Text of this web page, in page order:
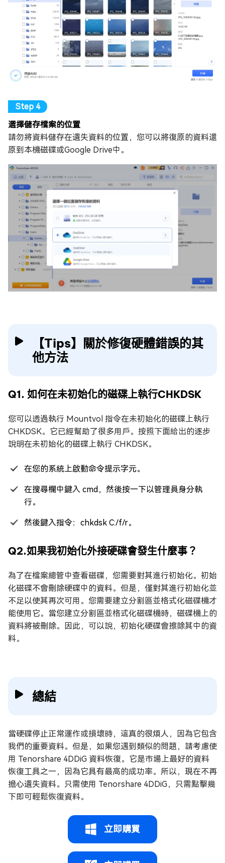
選擇儲存檔案的位置
請勿將資料儲存在遺失資料的位置，您可以將復原的資料還
原到本機磁碟或Google Drive中。
【Tips】關於修復硬體錯誤的其
他方法
Q1. 如何在未初始化的磁碟上執行CHKDSK
您可以透過執行 Mountvol 指令在未初始化的磁碟上執行
CHKDSK。它已經幫助了很多用戶。按照下面給出的逐步
說明在未初始化的磁碟上執行 CHKDSK。
在您的系統上啟動命令提示字元。
在搜尋欄中鍵入 cmd，然後按一下以管理員身分執
行。
然後鍵入指令：chkdsk C:/f/r。
Q2.如果我初始化外接硬碟會發生什麼事？
為了在檔案總管中查看磁碟，您需要對其進行初始化。初始
化磁碟不會刪除硬碟中的資料。但是，僅對其進行初始化並
不足以使其再次可用。您需要建立分割區並格式化磁碟機才
能使用它。當您建立分割區並格式化磁碟機時，磁碟機上的
資料將被刪除。因此，可以說，初始化硬碟會擦除其中的資
料。
總結
當硬碟停止正常運作或損壞時，這真的很煩人，因為它包含
我們的重要資料。但是，如果您遇到類似的問題，請考慮使
用 Tenorshare 4DDiG 資料恢復。它是市場上最好的資料
恢復工具之一，因為它具有最高的成功率。所以，現在不再
擔心遺失資料。只需使用 Tenorshare 4DDiG，只需點擊幾
下即可輕鬆恢復資料。
立即購買